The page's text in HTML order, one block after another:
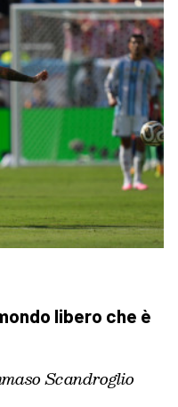
libero che è
Scandroglio